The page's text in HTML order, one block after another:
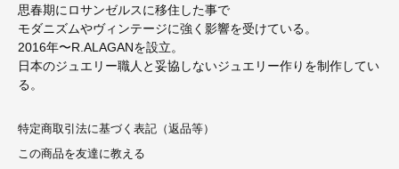
思春期にロサンゼルスに移住した事で
モダニズムやヴィンテージに強く影響を受けている。
2016年〜R.ALAGANを設立。
日本のジュエリー職人と妥協しないジュエリー作りを制作してい
る。
特定商取引法に基づく表記（返品等）
この商品を友達に教える